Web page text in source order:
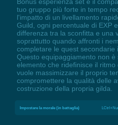
tuo gruppo più forte in tempo
l'impatto di un livellamento
Guild, ogni percentuale di EXP
differenza tra la sconfitta e una
soprattutto quando affronti i
completare le quest secondarie
Questo equipaggiamento non
elemento che ridefinisce il
vuole massimizzare il proprio
compromettere la qualità delle
costruzione della propria gilda.
Impostare la morale (in battaglia)